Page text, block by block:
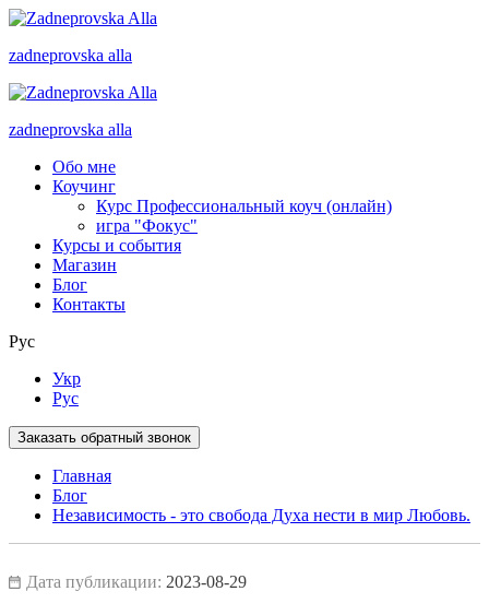
zadneprovska alla
zadneprovska alla
Обо мне
Коучинг
Курс Профессиональный коуч (онлайн)
игра "Фокус"
Курсы и события
Магазин
Блог
Контакты
Рус
Укр
Рус
Заказать обратный звонок
Главная
Блог
Независимость - это свобода Духа нести в мир Любовь.
Дата публикации: 2023-08-29